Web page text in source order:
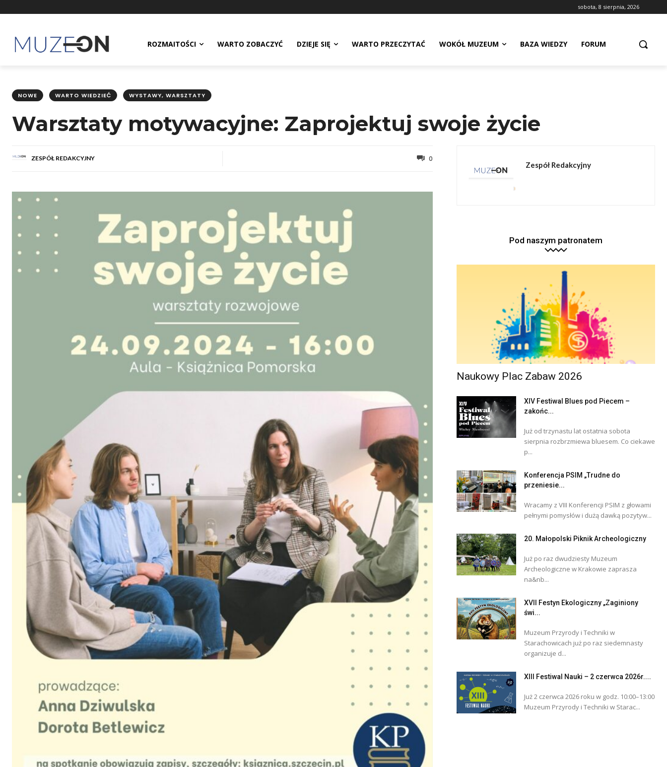
sobota, 8 sierpnia, 2026
ROZMAITOŚCI WARTO ZOBACZYĆ DZIEJE SIĘ WARTO PRZECZYTAĆ WOKÓŁ MUZEUM BAZA WIEDZY FORUM
NOWE WARTO WIEDZIEĆ WYSTAWY, WARSZTATY
Warsztaty motywacyjne: Zaprojektuj swoje życie
ZESPÓŁ REDAKCYJNY 0
Zespół Redakcyjny
Pod naszym patronatem
Naukowy Plac Zabaw 2026
XIV Festiwal Blues pod Piecem –
zakońc...
Już od trzynastu lat ostatnia sobota
sierpnia rozbrzmiewa bluesem. Co ciekawe
p...
Konferencja PSIM „Trudne do
przeniesie...
Wracamy z VIII Konferencji PSIM z głowami
pełnymi pomysłów i dużą dawką pozytyw...
20. Małopolski Piknik Archeologiczny
Już po raz dwudziesty Muzeum
Archeologiczne w Krakowie zaprasza
na&nb...
XVII Festyn Ekologiczny „Zaginiony
świ...
Muzeum Przyrody i Techniki w
Starachowicach już po raz siedemnasty
organizuje d...
XIII Festiwal Nauki – 2 czerwca 2026r....
Już 2 czerwca 2026 roku w godz. 10:00–13:00
Muzeum Przyrody i Techniki w Starac...